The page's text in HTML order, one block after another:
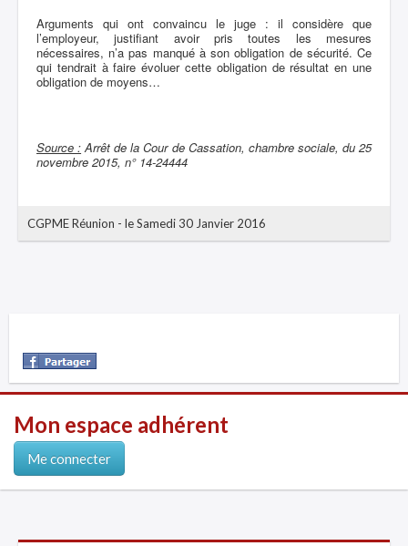
Arguments qui ont convaincu le juge : il considère que
l’employeur, justifiant avoir pris toutes les mesures
nécessaires, n’a pas manqué à son obligation de sécurité. Ce
qui tendrait à faire évoluer cette obligation de résultat en une
obligation de moyens…
Source : Arrêt de la Cour de Cassation, chambre sociale, du 25
novembre 2015, n° 14-24444
CGPME Réunion - le Samedi 30 Janvier 2016
Mon espace adhérent
Me connecter